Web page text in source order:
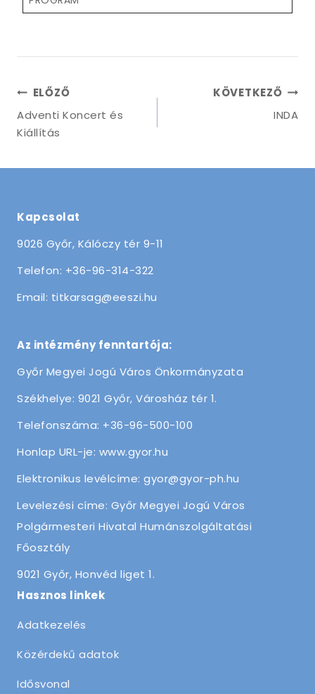
Bejegyzés
navigáció
ELŐZŐ
Adventi Koncert és
Kiállítás
KÖVETKEZŐ
INDA
Kapcsolat
9026 Győr, Kálóczy tér 9-11
Telefon: +36-96-314-322
Email: titkarsag@eeszi.hu
Az intézmény fenntartója:
Győr Megyei Jogú Város Önkormányzata
Székhelye: 9021 Győr, Városház tér 1.
Telefonszáma: +36-96-500-100
Honlap URL-je: www.gyor.hu
Elektronikus levélcíme: gyor@gyor-ph.hu
Levelezési címe: Győr Megyei Jogú Város
Polgármesteri Hivatal Humánszolgáltatási
Főosztály
9021 Győr, Honvéd liget 1.
Hasznos linkek
Adatkezelés
Közérdekű adatok
Idősvonal